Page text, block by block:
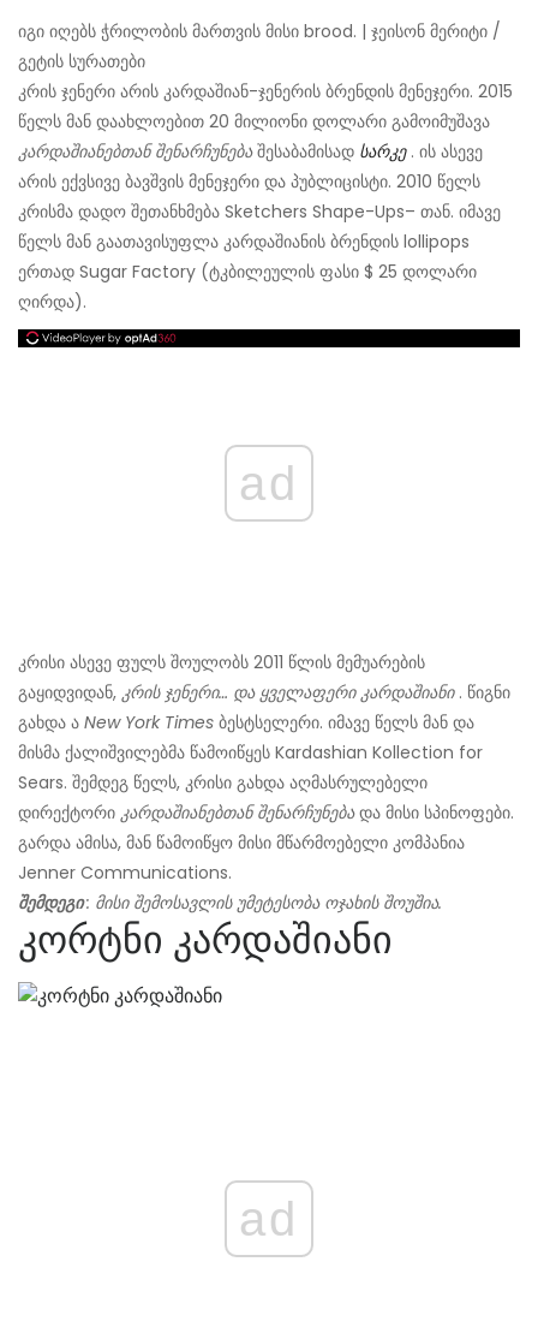
იგი იღებს ჭრილობის მართვის მისი brood. | ჯეისონ მერიტი /
გეტის სურათები
კრის ჯენერი არის კარდაშიან-ჯენერის ბრენდის მენეჯერი. 2015
წელს მან დაახლოებით 20 მილიონი დოლარი გამოიმუშავა
კარდაშიანებთან შენარჩუნებაშესაბამისად სარკე . ის ასევე
არის ექვსივე ბავშვის მენეჯერი და პუბლიცისტი. 2010 წელს
კრისმა დადო შეთანხმება Sketchers Shape-Ups– თან. იმავე
წელს მან გაათავისუფლა კარდაშიანის ბრენდის lollipops
ერთად Sugar Factory (ტკბილეულის ფასი $ 25 დოლარი
ღირდა).
ad
კრისი ასევე ფულს შოულობს 2011 წლის მემუარების
გაყიდვიდან, კრის ჯენერი… და ყველაფერი კარდაშიანი. წიგნი
გახდა ა New York Times ბესტსელერი. იმავე წელს მან და
მისმა ქალიშვილებმა წამოიწყეს Kardashian Kollection for
Sears. შემდეგ წელს, კრისი გახდა აღმასრულებელი
დირექტორი კარდაშიანებთან შენარჩუნებადა მისი სპინოფები.
გარდა ამისა, მან წამოიწყო მისი მწარმოებელი კომპანია
Jenner Communications.
შემდეგი: მისი შემოსავლის უმეტესობა ოჯახის შოუშია.
კორტნი კარდაშიანი
ad